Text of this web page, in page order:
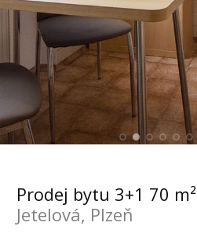
Prodej bytu 3+1 70 m²
Jetelová, Plzeň